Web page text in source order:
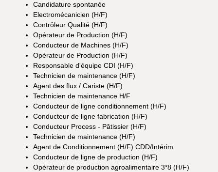
Candidature spontanée
Electromécanicien (H/F)
Contrôleur Qualité (H/F)
Opérateur de Production (H/F)
Conducteur de Machines (H/F)
Opérateur de Production (H/F)
Responsable d'équipe CDI (H/F)
Technicien de maintenance (H/F)
Agent des flux / Cariste (H/F)
Technicien de maintenance H/F
Conducteur de ligne conditionnement (H/F)
Conducteur de ligne fabrication (H/F)
Conducteur Process - Pâtissier (H/F)
Technicien de maintenance (H/F)
Agent de Conditionnement (H/F) CDD/Intérim
Conducteur de ligne de production (H/F)
Opérateur de production agroalimentaire 3*8 (H/F)